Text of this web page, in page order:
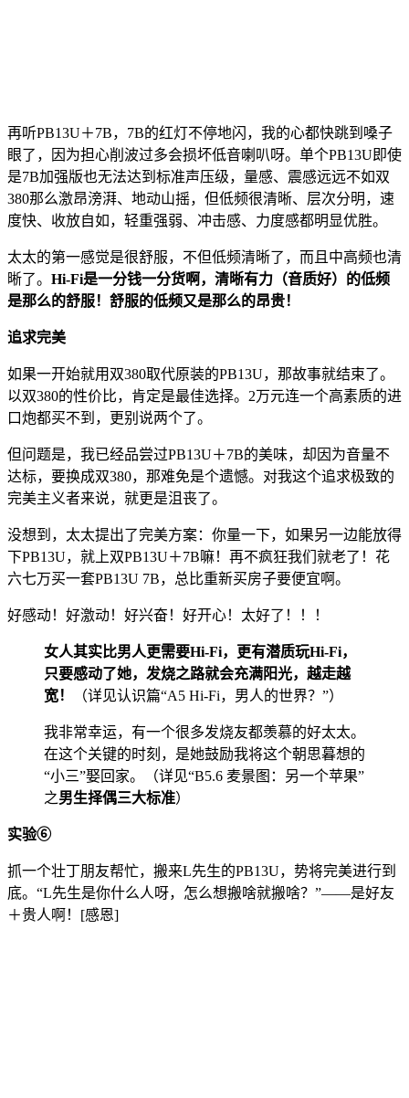
再听PB13U＋7B，7B的红灯不停地闪，我的心都快跳到嗓子
眼了，因为担心削波过多会损坏低音喇叭呀。单个PB13U即使
是7B加强版也无法达到标准声压级，量感、震感远远不如双
380那么激昂滂湃、地动山摇，但低频很清晰、层次分明，速
度快、收放自如，轻重强弱、冲击感、力度感都明显优胜。
太太的第一感觉是很舒服，不但低频清晰了，而且中高频也清
晰了。 Hi-Fi是一分钱一分货啊，清晰有力（音质好）的低频
是那么的舒服！舒服的低频又是那么的昂贵！
追求完美
如果一开始就用双380取代原装的PB13U，那故事就结束了。
以双380的性价比，肯定是最佳选择。2万元连一个高素质的进
口炮都买不到，更别说两个了。
但问题是，我已经品尝过PB13U＋7B的美味，却因为音量不
达标，要换成双380，那难免是个遗憾。对我这个追求极致的
完美主义者来说，就更是沮丧了。
没想到，太太提出了完美方案：你量一下，如果另一边能放得
下PB13U，就上双PB13U＋7B嘛！再不疯狂我们就老了！花
六七万买一套PB13U 7B，总比重新买房子要便宜啊。
好感动！好激动！好兴奋！好开心！太好了！！！
女人其实比男人更需要Hi-Fi，更有潜质玩Hi-Fi，
只要感动了她，发烧之路就会充满阳光，越走越
宽！
（详见认识篇“A5 Hi-Fi，男人的世界？”）
我非常幸运，有一个很多发烧友都羡慕的好太太。
在这个关键的时刻，是她鼓励我将这个朝思暮想的
“小三”娶回家。（详见“B5.6 麦景图：另一个苹果”
之男生择偶三大标准）
实验⑥
抓一个壮丁朋友帮忙，搬来L先生的PB13U，势将完美进行到
底。“L先生是你什么人呀，怎么想搬啥就搬啥？”——是好友
＋贵人啊！[感恩]